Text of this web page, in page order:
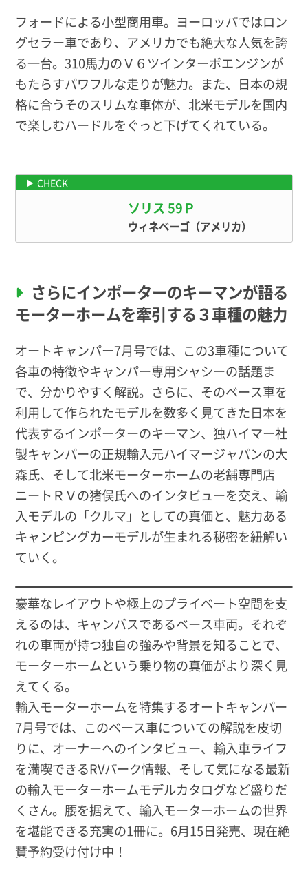
フォードによる小型商用車。ヨーロッパではロン
グセラー車であり、アメリカでも絶大な人気を誇
る一台。310馬力のＶ６ツインターボエンジンが
もたらすパワフルな走りが魅力。また、日本の規
格に合うそのスリムな車体が、北米モデルを国内
で楽しむハードルをぐっと下げてくれている。
例えばこんなモデルに！
ソリス 59Ｐ
ウィネベーゴ（アメリカ）
さらにインポーターのキーマンが語る
モーターホームを牽引する３車種の魅力
オートキャンパー7月号では、この3車種について
各車の特徴やキャンパー専用シャシーの話題ま
で、分かりやすく解説。さらに、そのベース車を
利用して作られたモデルを数多く見てきた日本を
代表するインポーターのキーマン、独ハイマー社
製キャンパーの正規輸入元ハイマージャパンの大
森氏、そして北米モーターホームの老舗専門店
ニートＲＶの猪俣氏へのインタビューを交え、輸
入モデルの「クルマ」としての真価と、魅力ある
キャンピングカーモデルが生まれる秘密を紐解い
ていく。
豪華なレイアウトや極上のプライベート空間を支
えるのは、キャンバスであるベース車両。それぞ
れの車両が持つ独自の強みや背景を知ることで、
モーターホームという乗り物の真価がより深く見
えてくる。
輸入モーターホームを特集するオートキャンパー
7月号では、このベース車についての解説を皮切
りに、オーナーへのインタビュー、輸入車ライフ
を満喫できるRVパーク情報、そして気になる最新
の輸入モーターホームモデルカタログなど盛りだ
くさん。腰を据えて、輸入モーターホームの世界
を堪能できる充実の1冊に。6月15日発売、現在絶
賛予約受け付け中！